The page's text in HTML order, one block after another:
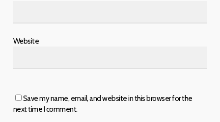
Website
Save my name, email, and website in this browser for the
next time I comment.